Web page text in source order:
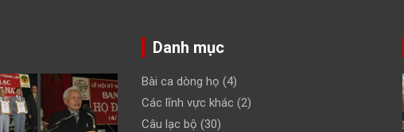
Danh mục
Bài ca dòng họ (4)
Các lĩnh vực khác (2)
Câu lạc bộ (30)